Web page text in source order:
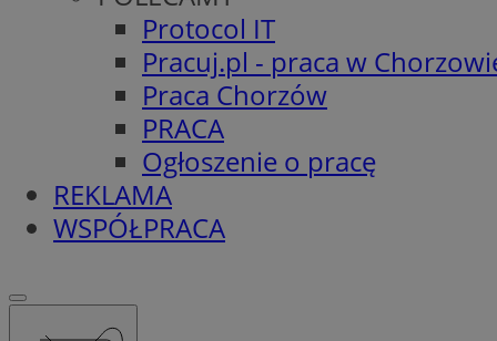
Protocol IT
Pracuj.pl - praca w
Praca Chorzów
PRACA
Ogłoszenie o pracę
REKLAMA
WSPÓŁPRACA